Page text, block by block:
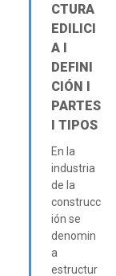
CTURA
EDILICI
A Ι
DEFINI
CIÓN Ι
PARTES
Ι TIPOS
En la
industria
de la
construcc
ión se
denomin
a
estructur